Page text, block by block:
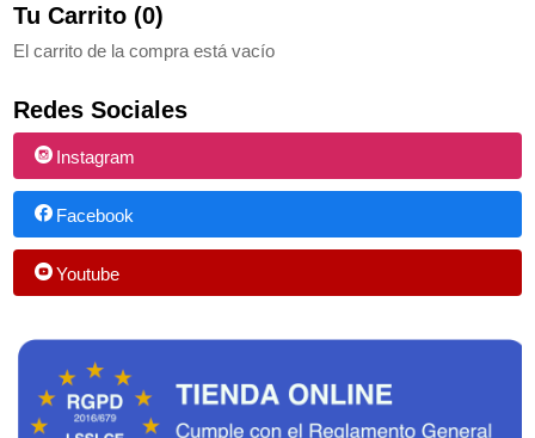
Tu Carrito (0)
El carrito de la compra está vacío
Redes Sociales
Instagram
Facebook
Youtube